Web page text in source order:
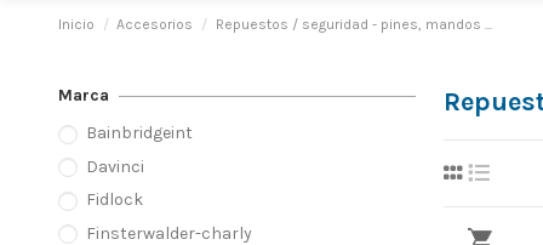
Inicio Accesorios Repuestos / seguridad - pines, mandos ...
Marca
Bainbridgeint
Davinci
Fidlock
Finsterwalder-charly